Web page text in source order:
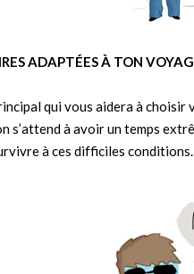
ADAPTÉES À TON
qui vous aidera à choisir
s’attend à avoir un temps
à ces difficiles conditions.